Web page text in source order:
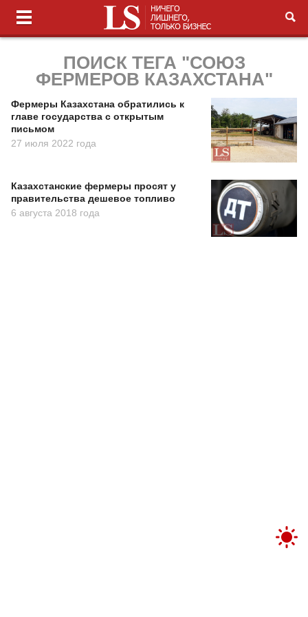
ПОИСК ТЕГА "СОЮЗ
ФЕРМЕРОВ КАЗАХСТАНА"
Фермеры Казахстана обратились к
главе государства с открытым
письмом
27 июля 2022 года
Казахстанские фермеры просят у
правительства дешевое топливо
6 августа 2018 года